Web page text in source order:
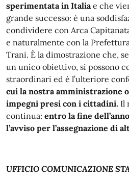
sperimentata in Italiae che
grande successo: è una
condividere con Arca
e naturalmente con la
Trani. È la dimostrazione che,
un unico obiettivo, si possono
straordinari ed è l’ulteriore
cui la nostra amministrazione
impegni presi con i cittadini. Il
continua: entro la fine
l’avviso per l’assegnazione di
UFFICIO COMUNICAZIONE